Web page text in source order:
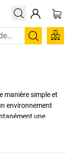
manière simple et
environnement
une
space, une salle